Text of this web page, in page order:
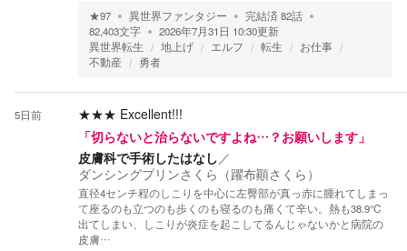
★97 異世界ファンタジー 完結済82話
82,403文字 2026年7月31日 10:30更新
異世界転生
地上げ エルフ 転生
お仕事
不動産
勇者
5日前 ★★★ Excellent!!!
「切らないと治らないですよね…？お願いします」
皮膚科で手術したはなし／
ダンシングプリンさくら（躍布顚さくら）
直径4センチ程のしこりを中心に左臀部が真っ赤に腫れてしまっ
て座るのも立つのも歩くのも寝るのも痛くて辛い。熱も38.9℃
出てしまい、しこりが炎症を起こしてるんじゃないかと病院の
皮膚…